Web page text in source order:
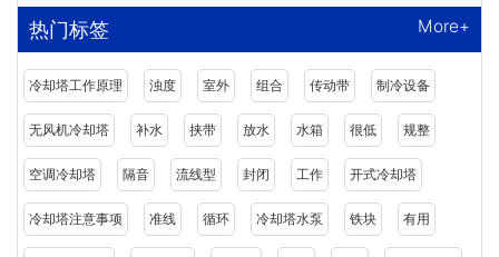
热门标签 More+
冷却塔工作原理 浊度 室外 组合 传动带 制冷设备
无风机冷却塔 补水 挟带 放水 水箱 很低 规整
空调冷却塔 隔音 流线型 封闭 工作 开式冷却塔
冷却塔注意事项 准线 循环 冷却塔水泵 铁块 有用